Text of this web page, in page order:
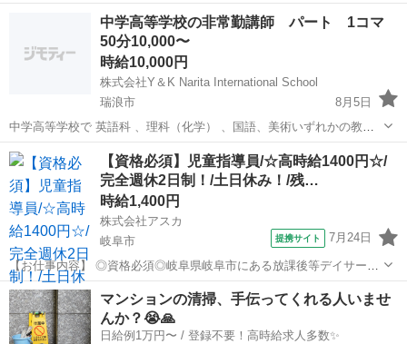
中学高等学校の非常勤講師 パート 1コマ
50分10,000〜
時給10,000円
株式会社Y＆K Narita International School
瑞浪市
8月5日
中学高等学校で 英語科 、理科（化学） 、国語、美術いずれかの教科
の教員を募集中です！ 勤務時間 8：15～17：15 （コマ数により変動）
週2〜5回 1コマ10,000〜 週5〜10コマ コマ数は面談時に希...
岐阜 その他 美術
【資格必須】児童指導員/☆高時給1400円☆/
完全週休2日制！/土日休み！/残…
時給1,400円
株式会社アスカ
岐阜市
提携サイト 7月24日
【お仕事内容】 ◎資格必須◎岐阜県岐阜市にある放課後等デイサービ
スのお仕事です♪ 未就学児・低学年児メインの施設です。 【仕事内
容】 障害児通所支援の保育業務 ・2歳～障害児保育業務 ・その他付随
する業務 ※経験のない方で...
岐阜 岐阜市
マンションの清掃、手伝ってくれる人いませ
んか？😭🙏
日給例1万円〜 / 登録不要！高時給求人多数✨